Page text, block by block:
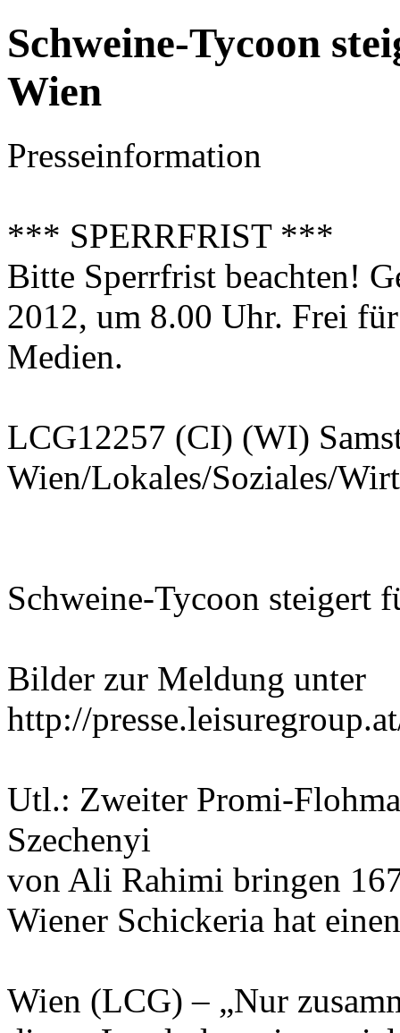
Schweine-Tycoon
Wien
Presseinformation
*** SPERRFRIST ***
Bitte Sperrfrist beachten!
2012, um 8.00 Uhr. Frei
Medien.
LCG12257 (CI) (WI)
Wien/Lokales/Soziales/
Schweine-Tycoon steigert
Bilder zur Meldung unter
http://
Utl.: Zweiter Promi-
Szechenyi
von Ali Rahimi bringen
Wiener Schickeria hat
Wien (LCG) – „Nur